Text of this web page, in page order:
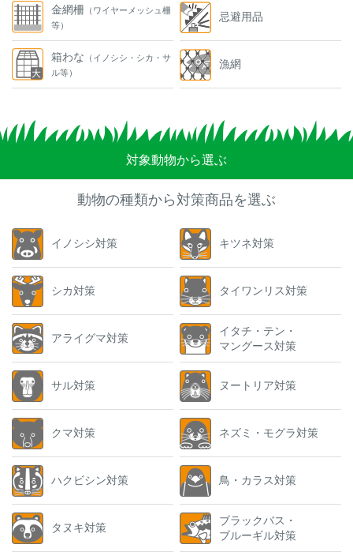
金網柵 （ワイヤーメッシュ柵
等）
箱わな （イノシシ・シカ・サ
ル等）
忌避用品
漁網
対象動物から選ぶ
動物の種類から対策商品を選ぶ
イノシシ対策
シカ対策
アライグマ対策
サル対策
クマ対策
ハクビシン対策
タヌキ対策
キツネ対策
タイワンリス対策
イタチ・テン・
マングース対策
ヌートリア対策
ネズミ・モグラ対策
鳥・カラス対策
ブラックバス・
ブルーギル対策